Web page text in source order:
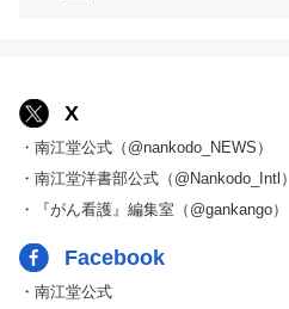
X
・南江堂公式（@nankodo_NEWS）
・南江堂洋書部公式（@Nankodo_Intl）
・『がん看護』編集室（@gankango）
Facebook
・南江堂公式